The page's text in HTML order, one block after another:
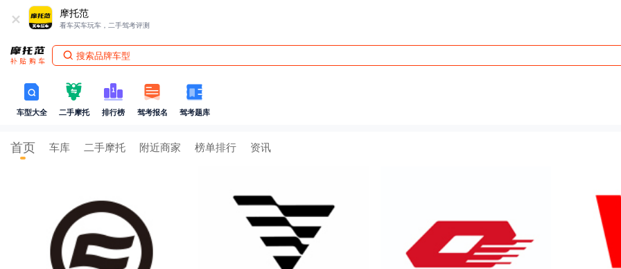
+ 摩托范
看车买车玩车，二手驾考评测
搜索品牌车型
车型大全 二手摩托 排行榜 驾考报名 驾考题库
首页 车库 二手摩托 附近商家 榜单排行 资讯